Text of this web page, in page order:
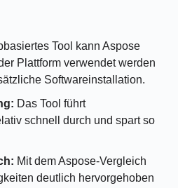
Tool kann Aspose
Plattform verwendet werden
Softwareinstallation.
Das Tool führt
schnell durch und spart so
Mit dem Aspose-Vergleich
deutlich hervorgehoben